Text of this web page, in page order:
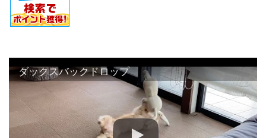
ダックスバックドロップ